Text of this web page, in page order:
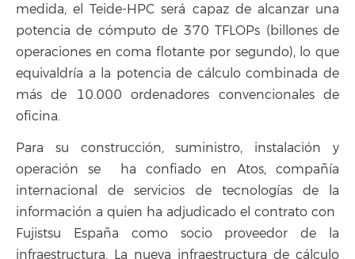
medida, el Teide-HPC será capaz de alcanzar una
potencia de cómputo de 370 TFLOPs (billones de
operaciones en coma flotante por segundo), lo que
equivaldría a la potencia de cálculo combinada de
más de 10.000 ordenadores convencionales de
oficina.
Para su construcción, suministro, instalación y
operación se ha confiado en Atos, compañía
internacional de servicios de tecnologías de la
información a quien ha adjudicado el contrato con
Fujistsu España como socio proveedor de la
infraestructura. La nueva infraestructura de cálculo